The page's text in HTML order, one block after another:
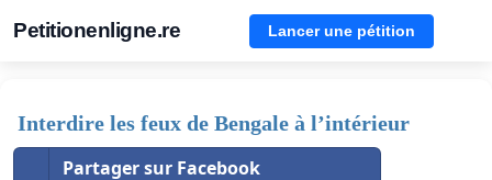
Petitionenligne.re Lancer une pétition
Interdire les feux de Bengale à l’intérieur
Partager sur Facebook